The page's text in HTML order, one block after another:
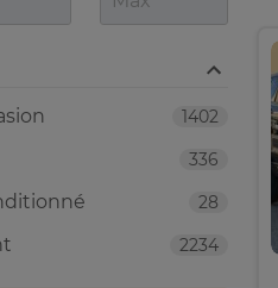
1402
336
28
2234